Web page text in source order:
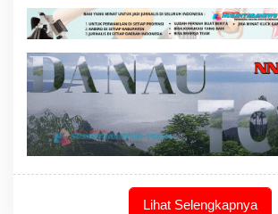
Lihat Selengkapnya